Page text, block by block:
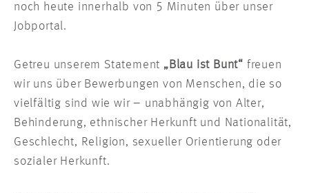
noch heute innerhalb von 5 Minuten über unser
Jobportal.
Getreu unserem Statement „Blau ist Bunt“ freuen
wir uns über Bewerbungen von Menschen, die so
vielfältig sind wie wir – unabhängig von Alter,
Behinderung, ethnischer Herkunft und Nationalität,
Geschlecht, Religion, sexueller Orientierung oder
sozialer Herkunft.